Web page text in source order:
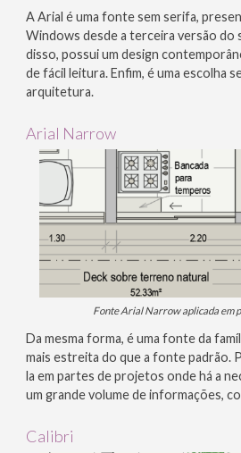
A Arial é uma fonte sem serifa,
Windows desde a terceira versão do
disso, possui um design
de fácil leitura. Enfim, é uma escolha
arquitetura.
Arial Narrow
Fonte Arial Narrow aplicada em
Da mesma forma, é uma fonte da
mais estreita do que a fonte padrão.
la em partes de projetos onde há a
um grande volume de informações,
Calibri